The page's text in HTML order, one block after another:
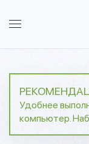
Удобнее
компьютер.